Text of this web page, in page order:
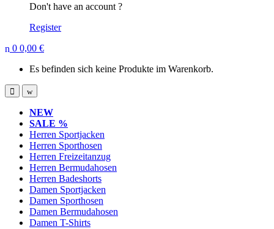
Don't have an account ?
Register
0 0,00 €
Es befinden sich keine Produkte im Warenkorb.
NEW
SALE %
Herren Sportjacken
Herren Sporthosen
Herren Freizeitanzug
Herren Bermudahosen
Herren Badeshorts
Damen Sportjacken
Damen Sporthosen
Damen Bermudahosen
Damen T-Shirts